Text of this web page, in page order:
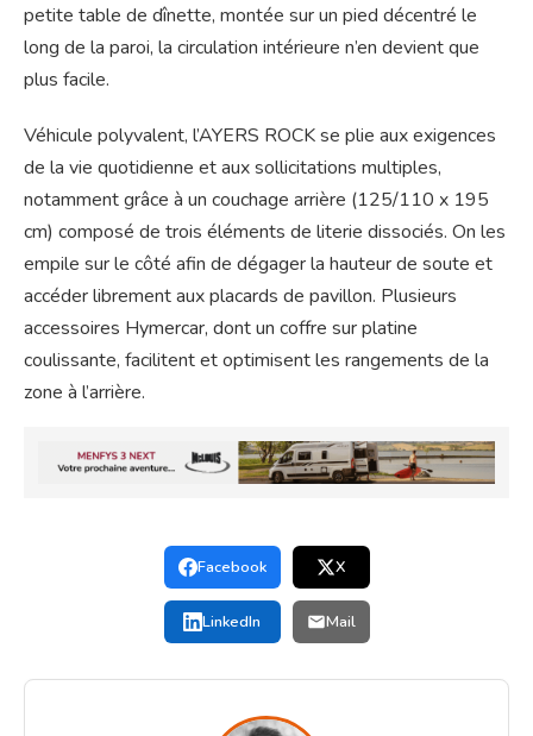
petite table de dînette, montée sur un pied décentré le
long de la paroi, la circulation intérieure n’en devient que
plus facile.
Véhicule polyvalent, l’AYERS ROCK se plie aux exigences
de la vie quotidienne et aux sollicitations multiples,
notamment grâce à un couchage arrière (125/110 x 195
cm) composé de trois éléments de literie dissociés. On les
empile sur le côté afin de dégager la hauteur de soute et
accéder librement aux placards de pavillon. Plusieurs
accessoires Hymercar, dont un coffre sur platine
coulissante, facilitent et optimisent les rangements de la
zone à l’arrière.
Facebook X
LinkedIn Mail